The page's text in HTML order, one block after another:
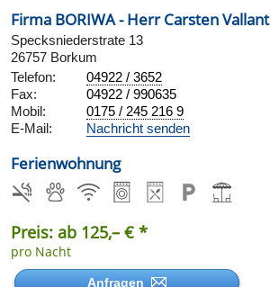
Firma BORIWA - Herr Carsten Vallant
Specksniederstrate 13
26757 Borkum
Telefon:
04922 / 3652
Fax:
04922 / 990635
Mobil:
0175 / 245 216 9
E-Mail:
Nachricht senden
Ferienwohnung
Preis: ab 125,– € *
pro Nacht
Anfragen